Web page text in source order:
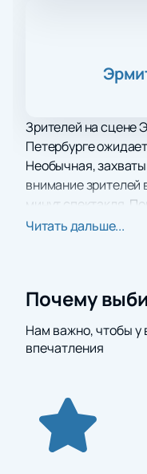
Зрителей на сцене
Петербурге
Необычная,
внимание зрителей
минут спектакля.
оторвать глаз от
Уверены, что вы не
поступил бы я?». В
переплетены
временными и
Если вы хотите
повседневности и
спектакль
Читать дальше...
Почему
Нам важно, чтобы у
впечатления